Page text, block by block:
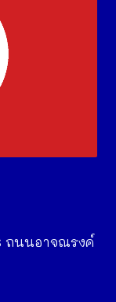
ถนนอาจณรงค์